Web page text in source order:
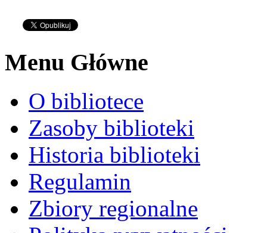
Menu Główne
O bibliotece
Zasoby biblioteki
Historia biblioteki
Regulamin
Zbiory regionalne